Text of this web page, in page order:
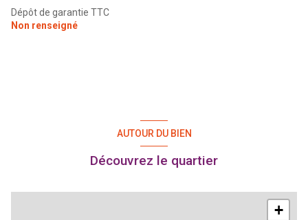
Dépôt de garantie TTC
Non renseigné
AUTOUR DU BIEN
Découvrez le quartier
+